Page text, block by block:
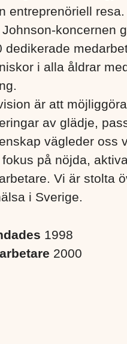
entreprenöriell
koncernen
dedikerade
i alla åldrar
är att
av glädje,
vägleder oss
på nöjda,
Vi är stolta
i Sverige.
1998
2000